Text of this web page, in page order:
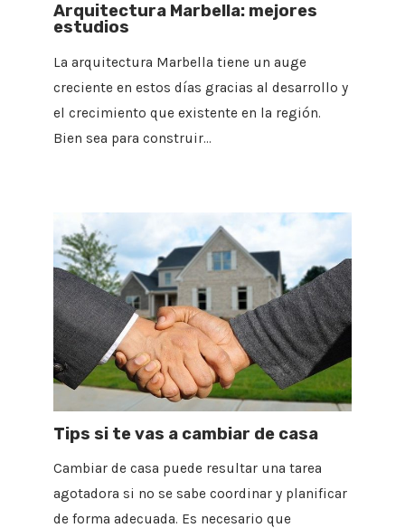
Arquitectura Marbella: mejores
estudios
La arquitectura Marbella tiene un auge
creciente en estos días gracias al desarrollo y
el crecimiento que existente en la región.
Bien sea para construir…
Tips si te vas a cambiar de casa
Cambiar de casa puede resultar una tarea
agotadora si no se sabe coordinar y planificar
de forma adecuada. Es necesario que